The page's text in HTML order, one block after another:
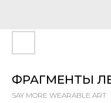
ФРАГМЕНТЫ
SAY MORE WEARABLE ART